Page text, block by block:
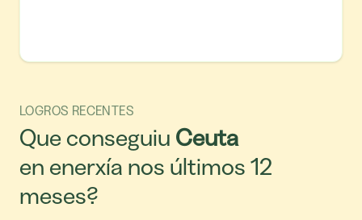
LOGROS RECENTES
Que conseguiu Ceuta
en enerxía nos últimos 12
meses?